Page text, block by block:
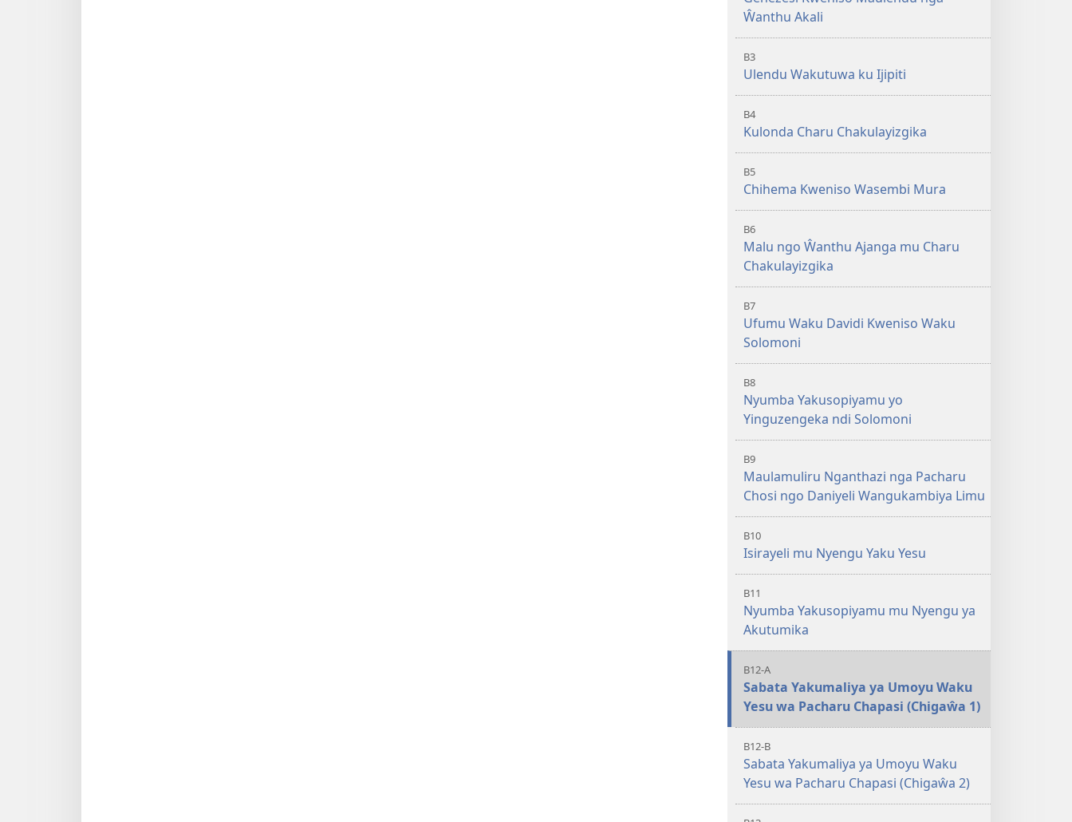
Ŵanthu Akali
B3
Ulendu Wakutuwa ku Ijipiti
B4
Kulonda Charu Chakulayizgika
B5
Chihema Kweniso Wasembi Mura
B6
Malu ngo Ŵanthu Ajanga mu Charu
Chakulayizgika
B7
Ufumu Waku Davidi Kweniso Waku
Solomoni
B8
Nyumba Yakusopiyamu yo
Yinguzengeka ndi Solomoni
B9
Maulamuliru Nganthazi nga Pacharu
Chosi ngo Daniyeli Wangukambiya Limu
B10
Isirayeli mu Nyengu Yaku Yesu
B11
Nyumba Yakusopiyamu mu Nyengu ya
Akutumika
B12-A
Sabata Yakumaliya ya Umoyu Waku
Yesu wa Pacharu Chapasi (Chigaŵa 1)
B12-B
Sabata Yakumaliya ya Umoyu Waku
Yesu wa Pacharu Chapasi (Chigaŵa 2)